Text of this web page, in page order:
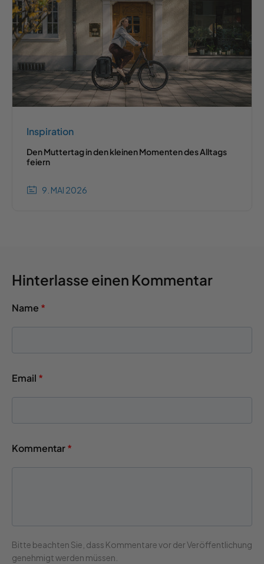
Inspiration
Den Muttertag in den kleinen Momenten des Alltags
feiern
9. MAI 2026
Hinterlasse einen Kommentar
Name *
Email *
Kommentar*
Bitte beachten Sie, dass Kommentare vor der Veröffentlichung
genehmigt werden müssen.